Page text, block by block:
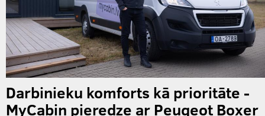
Darbinieku komforts kā prioritāte -
MyCabin pieredze ar Peugeot Boxer